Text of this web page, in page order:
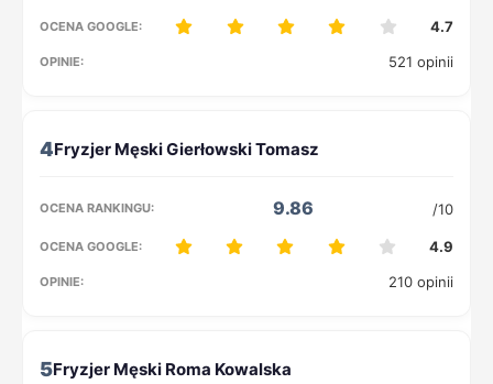
4.7
521 opinii
4
9.86 /10
4.9
210 opinii
5